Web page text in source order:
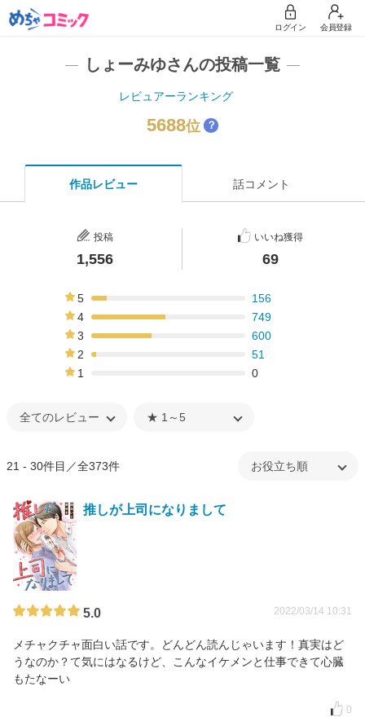
ログイン 会員登録
しょーみゆさんの投稿一覧
レビュアーランキング
5688位 ？
作品レビュー 話コメント
投稿
1,556
いいね獲得
69
5
156
4
749
3
600
2
51
1
0
21 - 30件目／全373件
推しが上司になりまして
5.0 2022/03/14 10:31
メチャクチャ面白い話です。どんどん読んじゃいます！真実はど
うなのか？て気にはなるけど、こんなイケメンと仕事できて心臓
もたなーい
0